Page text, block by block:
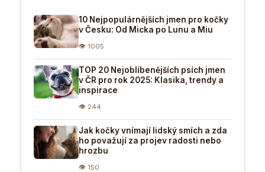
10 Nejpopulárnějších jmen pro kočky
v Česku: Od Micka po Lunu a Miu
👁 1005
TOP 20 Nejoblíbenějších psích jmen
v ČR pro rok 2025: Klasika, trendy a
inspirace
👁 244
Jak kočky vnímají lidský smích a zda
ho považují za projev radosti nebo
hrozbu
👁 150